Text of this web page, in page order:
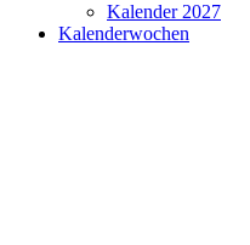
Kalender 2027
Kalenderwochen